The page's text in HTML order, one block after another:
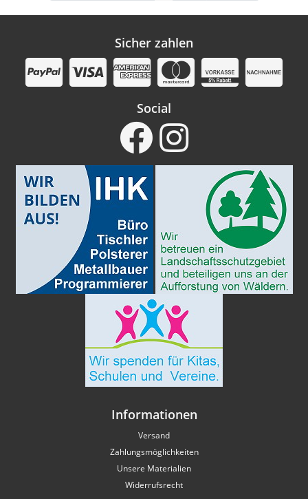
Sicher zahlen
Social
Informationen
Versand
Zahlungsmöglichkeiten
Unsere Materialien
Widerrufsrecht